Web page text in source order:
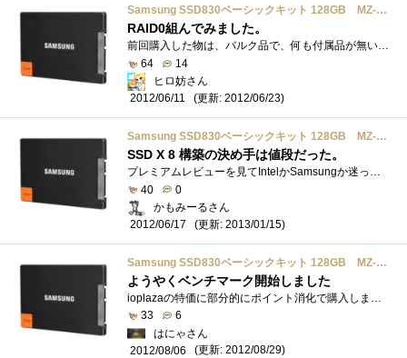
Samsung SSD830ベーシックキット 128GB MZ-7PC128B/IT (SSD/128GB/SATA/2.5インチ)
RAID0組んでみました。
前回購入した物は、バルク品で、何も付属品が無いのに、値段は13980円でしたが、今回の物は、化粧ケースに入っており、CDとユーザーマニュアル�...
64
14
ヒロ妨さん
2012/06/11
(更新: 2012/06/23)
Samsung SSD830ベーシックキット 128GB MZ-7PC128B/IT (SSD/128GB/SATA/2.5インチ)
SSD X 8 構築の決め手は値段だった。
プレミアムレビューを見てIntelかSamsungか迷っていましたが、やはり決め手は値段でした。そんなわけで迷わず即ポチりました。今使用しているラ�...
40
0
かもみーるさん
2012/06/17
(更新: 2013/01/15)
Samsung SSD830ベーシックキット 128GB MZ-7PC128B/IT (SSD/128GB/SATA/2.5インチ)
ようやくベンチマーク開始しました
33
6
はにゃさん
2012/08/06
(更新: 2012/08/29)